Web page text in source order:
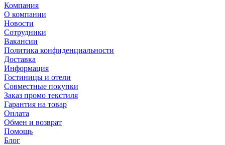
Компания
О компании
Новости
Сотрудники
Вакансии
Политика конфиденциальности
Доставка
Информация
Гостиницы и отели
Совместные покупки
Заказ промо текстиля
Гарантия на товар
Оплата
Обмен и возврат
Помощь
Блог